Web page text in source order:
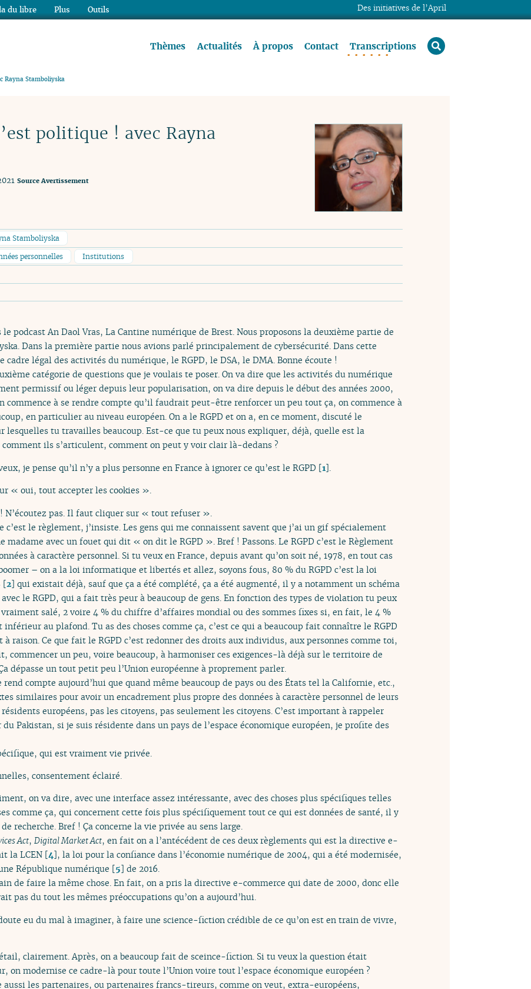
Thèmes Actualités À propos Contact Transcriptions rechercher
Rayna Stamboliyska
politique ! avec Rayna
Source Avertissement
Stamboliyska
personnelles Institutions
le podcast An Daol Vras, La Cantine numérique de Brest. Nous proposons la deuxième partie de
Dans la première partie nous avions parlé principalement de cybersécurité. Dans cette
cadre légal des activités du numérique, le RGPD, le DSA, le DMA. Bonne écoute !
catégorie de questions que je voulais te poser. On va dire que les activités du numérique
permissif ou léger depuis leur popularisation, on va dire depuis le début des années 2000,
commence à se rendre compte qu’il faudrait peut-être renforcer un peu tout ça, on commence à
en particulier au niveau européen. On a le RGPD et on a, en ce moment, discuté le
lesquelles tu travailles beaucoup. Est-ce que tu peux nous expliquer, déjà, quelle est la
ils s’articulent, comment on peut y voir clair là-dedans ?
je pense qu’il n’y a plus personne en France à ignorer ce qu’est le RGPD [1].
« oui, tout accepter les cookies ».
N’écoutez pas. Il faut cliquer sur « tout refuser ».
c’est le règlement, j’insiste. Les gens qui me connaissent savent que j’ai un gif spécialement
madame avec un fouet qui dit « on dit le RGPD ». Bref ! Passons. Le RGPD c’est le Règlement
à caractère personnel. Si tu veux en France, depuis avant qu’on soit né, 1978, en tout cas
– on a la loi informatique et libertés et allez, soyons fous, 80 % du RGPD c’est la loi
[2] qui existait déjà, sauf que ça a été complété, ça a été augmenté, il y a notamment un schéma
le RGPD, qui a fait très peur à beaucoup de gens. En fonction des types de violation tu peux
salé, 2 voire 4 % du chiffre d’affaires mondial ou des sommes fixes si, en fait, le 4 %
au plafond. Tu as des choses comme ça, c’est ce qui a beaucoup fait connaître le RGPD
à raison. Ce que fait le RGPD c’est redonner des droits aux individus, aux personnes comme toi,
commencer un peu, voire beaucoup, à harmoniser ces exigences-là déjà sur le territoire de
dépasse un tout petit peu l’Union européenne à proprement parler.
rend compte aujourd’hui que quand même beaucoup de pays ou des États tel la Californie, etc.,
similaires pour avoir un encadrement plus propre des données à caractère personnel de leurs
résidents européens, pas les citoyens, pas seulement les citoyens. C’est important à rappeler
Pakistan, si je suis résidente dans un pays de l’espace économique européen, je profite des
qui est vraiment vie privée.
consentement éclairé.
on va dire, avec une interface assez intéressante, avec des choses plus spécifiques telles
comme ça, qui concernent cette fois plus spécifiquement tout ce qui est données de santé, il y
recherche. Bref ! Ça concerne la vie privée au sens large.
Act, Digital Market Act, en fait on a l’antécédent de ces deux règlements qui est la directive e-
la LCEN [4], la loi pour la confiance dans l’économie numérique de 2004, qui a été modernisée,
République numérique [5] de 2016.
de faire la même chose. En fait, on a pris la directive e-commerce qui date de 2000, donc elle
pas du tout les mêmes préoccupations qu’on a aujourd’hui.
eu du mal à imaginer, à faire une science-fiction crédible de ce qu’on est en train de vivre,
clairement. Après, on a beaucoup fait de sceince-fiction. Si tu veux la question était
on modernise ce cadre-là pour toute l’Union voire tout l’espace économique européen ?
aussi les partenaires, ou partenaires francs-tireurs, comme on veut, extra-européens,
Des initiatives de l’April
du libre Plus Outils